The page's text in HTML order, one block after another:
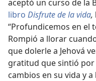
aceptó un curso de la
libro Disfrute de la vida,
“Profundicemos en el
Rompió a llorar
que dolerle a Jehová
gratitud que sintió por
cambios en su vida y